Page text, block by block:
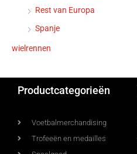
Rest van Europa
Spanje
wielrennen
Productcategorieën
Voetbalmerchandising
Trofeeën en medailles